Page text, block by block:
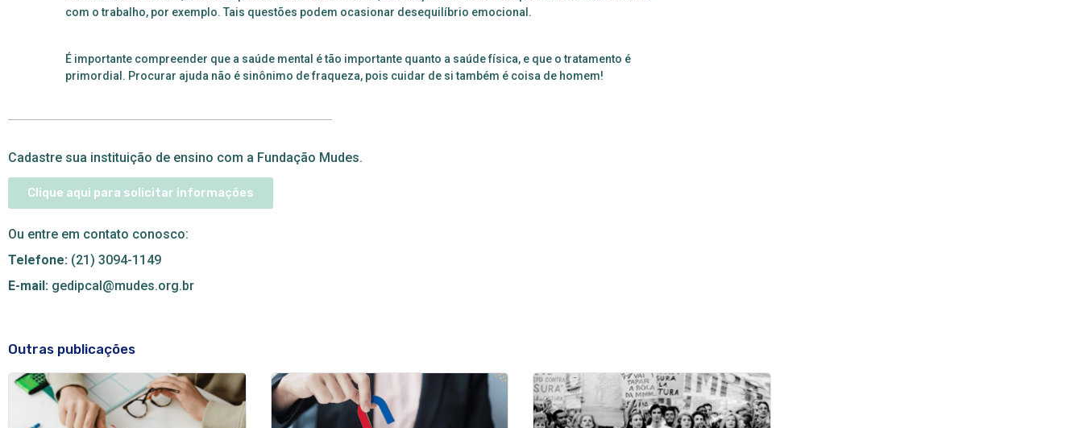
com o trabalho, por exemplo. Tais questões podem ocasionar desequilíbrio emocional.
É importante compreender que a saúde mental é tão importante quanto a saúde física, e que o tratamento é
primordial. Procurar ajuda não é sinônimo de fraqueza, pois cuidar de si também é coisa de homem!
Cadastre sua instituição de ensino com a Fundação Mudes.
Clique aqui para solicitar informações
Ou entre em contato conosco:
Telefone: (21) 3094-1149
E-mail: gedipcal@mudes.org.br
Outras publicações